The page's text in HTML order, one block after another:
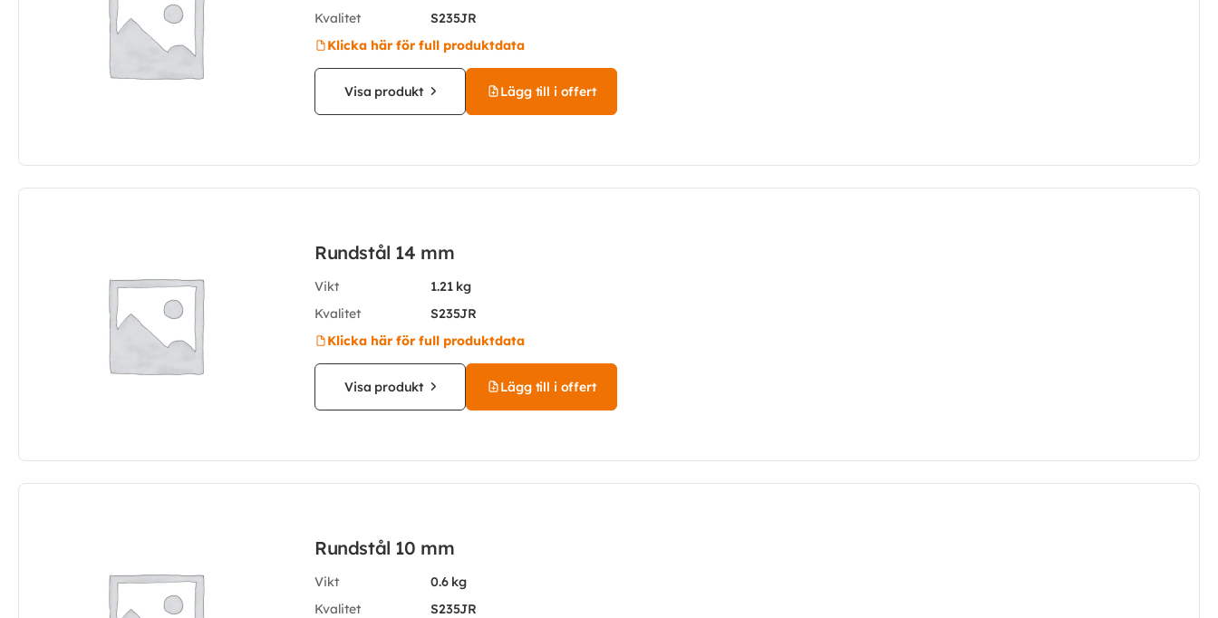
Kvalitet
S235JR
Klicka här för full produktdata
Visa produkt Lägg till i offert
Rundstål 14 mm
Vikt
1.21 kg
Kvalitet
S235JR
Klicka här för full produktdata
Visa produkt Lägg till i offert
Rundstål 10 mm
Vikt
0.6 kg
Kvalitet
S235JR